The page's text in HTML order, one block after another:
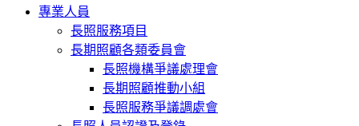
專業人員
長照服務項目
長期照顧各類委員會
長照機構爭議處理會
長期照顧推動小組
長照服務爭議調處會